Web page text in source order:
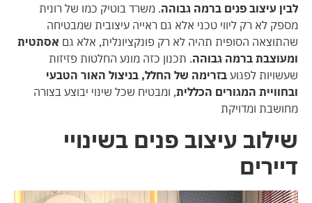
לבין עיצוב פנים ברמה גבוהה. משרד בוטיק כמו של רונית
מספק לא רק ליווי טכני אלא גם ראייה עיצובית שמבטיחה
שהתוצאה הסופית תהיה לא רק פונקציונלית, אלא גם אסתטית
ומעוצבת ברמה גבוהה. תכנון כזה מונע החלטות פזיזות
שעשויות לפגוע בזרימה של החלל, בניצול האור הטבעי
ובחוויית המגורים הכללית, ומבטיח שכל שינוי יבוצע בצורה
מחושבת ומדויקת
שילוב עיצוב פנים בשינויי
דיירים